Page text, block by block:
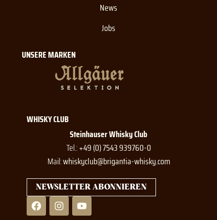
News
Jobs
UNSERE MARKEN
WHISKY CLUB
Steinhauser Whisky Club
Tel.:+49 (0) 7543 939760-0
Mail:whiskyclub@brigantia-whisky.com
NEWSLETTER ABONNIEREN
F
a
I
n
Y
o